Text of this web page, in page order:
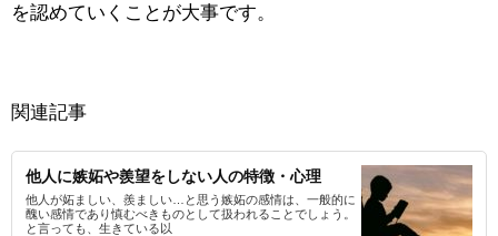
を認めていくことが大事です。
関連記事
他人に嫉妬や羨望をしない人の特徴・心理
他人が妬ましい、羨ましい…と思う嫉妬の感情は、一般的に
醜い感情であり慎むべきものとして扱われることでしょう。
と言っても、生きている以